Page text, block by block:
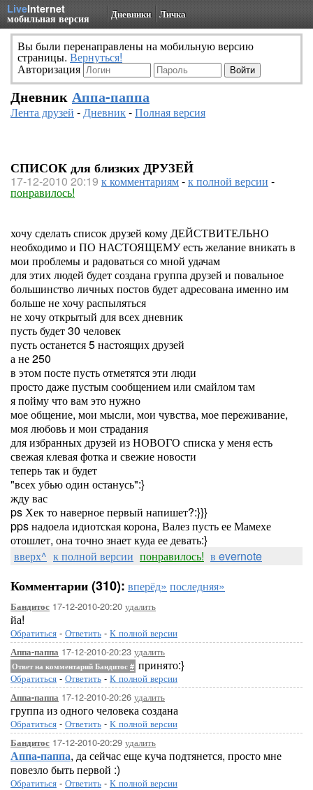
LiveInternet
мобильная версия Дневники Личка
Вы были перенаправлены на мобильную версию
страницы. Вернуться!
Авторизация
Дневник Аппа-паппа
Лента друзей -Дневник-Полная версия
СПИСОК для близких ДРУЗЕЙ
17-12-2010 20:19 к комментариям-к полной версии -
понравилось!
хочу сделать список друзей кому ДЕЙСТВИТЕЛЬНО
необходимо и ПО НАСТОЯЩЕМУ есть желание вникать в
мои проблемы и радоваться со мной удачам
для этих людей будет создана группа друзей и повальное
большинство личных постов будет адресована именно им
больше не хочу распыляться
не хочу открытый для всех дневник
пусть будет 30 человек
пусть останется 5 настоящих друзей
а не 250
в этом посте пусть отметятся эти люди
просто даже пустым сообщением или смайлом там
я пойму что вам это нужно
мое общение, мои мысли, мои чувства, мое переживание,
моя любовь и мои страдания
для избранных друзей из НОВОГО списка у меня есть
свежая клевая фотка и свежие новости
теперь так и будет
"всех убью один останусь":}
жду вас
ps Хек то наверное первый напишет?:}}}
pps надоела идиотская корона, Валез пусть ее Мамехе
отошлет, она точно знает куда ее девать:}
вверх^ к полной версии понравилось! в evernote
Комментарии (310): вперёд» последняя»
Бандитос 17-12-2010-20:20 удалить
йа!
Обратиться - Ответить - К полной версии
Аппа-паппа 17-12-2010-20:23 удалить
Ответ на комментарий Бандитос # принято:}
Обратиться - Ответить - К полной версии
Аппа-паппа 17-12-2010-20:26 удалить
группа из одного человека создана
Обратиться - Ответить - К полной версии
Бандитос 17-12-2010-20:29 удалить
Аппа-паппа, да сейчас еще куча подтянется, просто мне
повезло быть первой :)
Обратиться - Ответить - К полной версии